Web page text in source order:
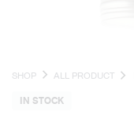
SHOP ALL PRODUCT
IN STOCK